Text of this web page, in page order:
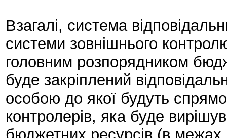
Взагалі, система
системи зовнішнього
головним розпорядником
буде закріплений
особою до якої будуть
контролерів, яка буде